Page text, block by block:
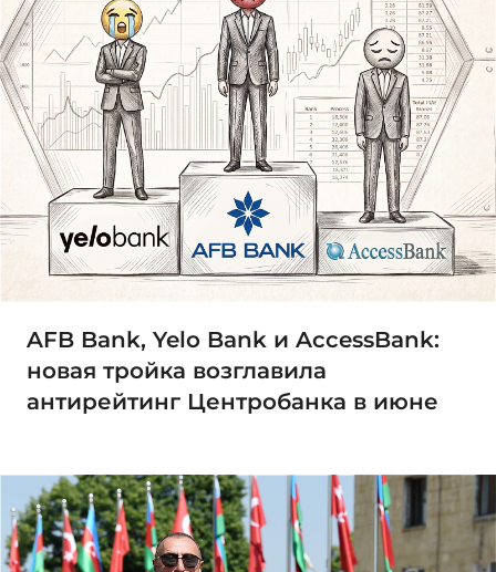
AFB Bank, Yelo Bank и AccessBank:
новая тройка возглавила
антирейтинг Центробанка в июне